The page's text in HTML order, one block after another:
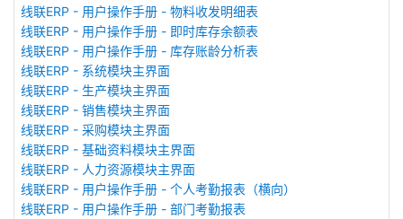
线联ERP - 用户操作手册 - 物料收发明细表
线联ERP - 用户操作手册 - 即时库存余额表
线联ERP - 用户操作手册 - 库存账龄分析表
线联ERP - 系统模块主界面
线联ERP - 生产模块主界面
线联ERP - 销售模块主界面
线联ERP - 采购模块主界面
线联ERP - 基础资料模块主界面
线联ERP - 人力资源模块主界面
线联ERP - 用户操作手册 - 个人考勤报表（横向）
线联ERP - 用户操作手册 - 部门考勤报表